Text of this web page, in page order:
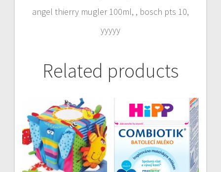
angel thierry mugler 100ml, , bosch pts 10,
yyyyy
Related products